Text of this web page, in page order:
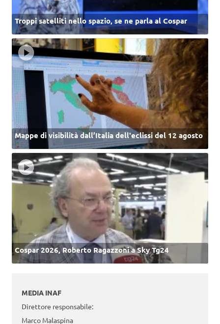
Troppi satelliti nello spazio, se ne parla al Cospar
Mappe di visibilità dall’Italia dell'eclissi del 12 agosto
Cospar 2026, Roberto Ragazzoni a Sky Tg24
MEDIA INAF
Direttore responsabile:
Marco Malaspina